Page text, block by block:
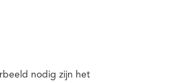
nodig zijn het